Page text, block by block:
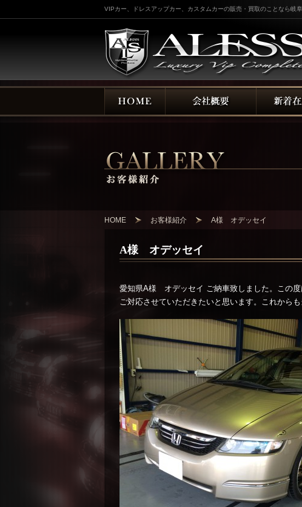
VIPカー、ドレスアップカー、カスタムカーの販売・買取のことなら岐
HOME お客様紹介 A様 オデッセイ
A様 オデッセイ
愛知県A様 オデッセイ ご納車致しました。この度
ご対応させていただきたいと思います。これから